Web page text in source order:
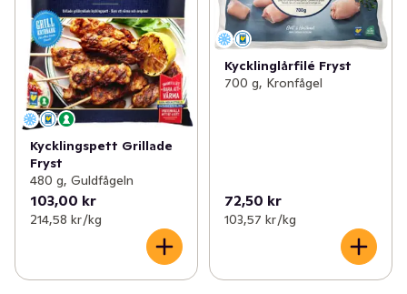
Kycklingspett Grillade
Fryst
480 g, Guldfågeln
103,00 kr
214,58 kr /kg
Kycklinglårfilé Fryst
700 g, Kronfågel
72,50 kr
103,57 kr /kg